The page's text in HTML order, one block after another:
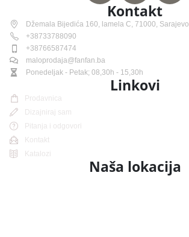
Kontakt
Džemala Bijedića 160, lamela C, 71000, Sarajevo
+38733788090
+38766587474
maloprodaja@fanfan.ba
Ponedeljak - Petak; 08,30h - 15,30h
Linkovi
Prodavnica
Dizajniraj sam
Pitanja i odgovori
Kontakt
Katalozi
Naša lokacija